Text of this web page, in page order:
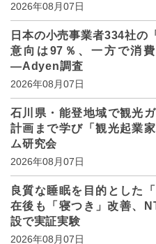
2026年08月07日
日本の小売事業者334社の
意向は97％、一方で消
―Adyen調査
2026年08月07日
石川県・能登地域で観光
計画まで学び「観光起業
ム研究会
2026年08月07日
良質な睡眠を目的とした
在後も「寝つき」改善、
設で実証実験
2026年08月07日